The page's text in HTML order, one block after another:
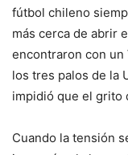
fútbol chileno
más cerca de abrir
encontraron con un
los tres palos de la
impidió que el grito
Cuando la tensión